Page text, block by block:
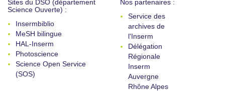
Sites du DSO (département
Science Ouverte) :
Insermbiblio
MeSH bilingue
HAL-Inserm
Photoscience
Science Open Service
(SOS)
Nos partenaires :
Service des
archives de
l'Inserm
Délégation
Régionale
Inserm
Auvergne
Rhône Alpes